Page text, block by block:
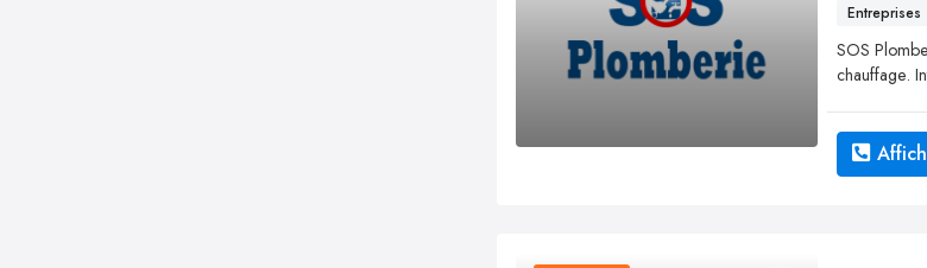
Entreprises
SOS
chauffage.